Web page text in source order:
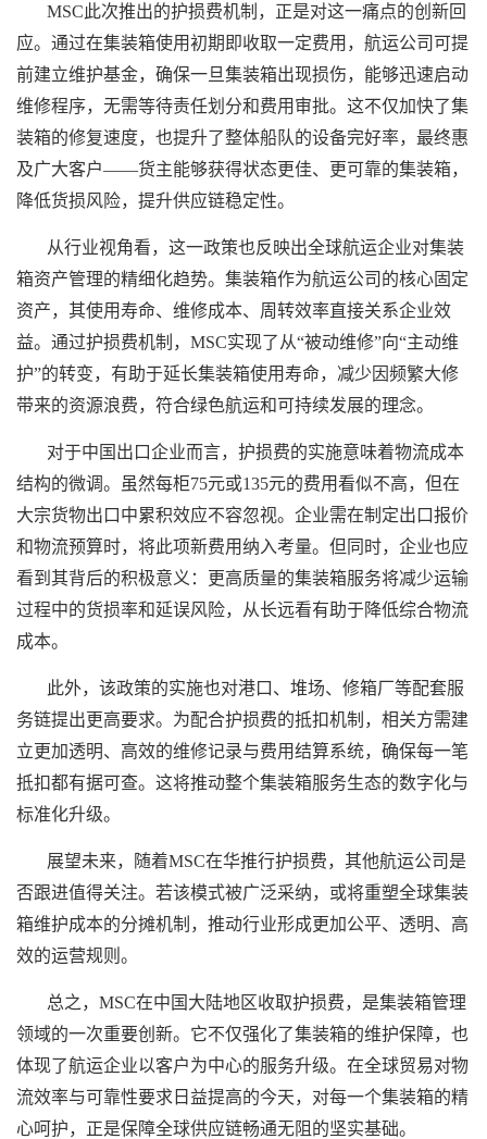
MSC此次推出的护损费机制，正是对这一痛点的创新回
应。通过在集装箱使用初期即收取一定费用，航运公司可提
前建立维护基金，确保一旦集装箱出现损伤，能够迅速启动
维修程序，无需等待责任划分和费用审批。这不仅加快了集
装箱的修复速度，也提升了整体船队的设备完好率，最终惠
及广大客户——货主能够获得状态更佳、更可靠的集装箱，
降低货损风险，提升供应链稳定性。
从行业视角看，这一政策也反映出全球航运企业对集装
箱资产管理的精细化趋势。 集装箱作为航运公司的核心固定
资产，其使用寿命、维修成本、周转效率直接关系企业效
益。通过护损费机制，MSC实现了从“被动维修”向“主动维
护”的转变，有助于延长集装箱使用寿命，减少因频繁大修
带来的资源浪费，符合绿色航运和可持续发展的理念。
对于中国出口企业而言，护损费的实施意味着物流成本
结构的微调。虽然每柜75元或135元的费用看似不高，但在
大宗货物出口中累积效应不容忽视。企业需在制定出口报价
和物流预算时，将此项新费用纳入考量。但同时，企业也应
看到其背后的积极意义：更高质量的集装箱服务将减少运输
过程中的货损率和延误风险，从长远看有助于降低综合物流
成本。
此外，该政策的实施也对港口、堆场、修箱厂等配套服
务链提出更高要求。为配合护损费的抵扣机制，相关方需建
立更加透明、高效的维修记录与费用结算系统，确保每一笔
抵扣都有据可查。这将推动整个集装箱服务生态的数字化与
标准化升级。
展望未来，随着MSC在华推行护损费，其他航运公司是
否跟进值得关注。若该模式被广泛采纳，或将重塑全球集装
箱维护成本的分摊机制，推动行业形成更加公平、透明、高
效的运营规则。
总之，MSC在中国大陆地区收取护损费，是集装箱管理
领域的一次重要创新。它不仅强化了集装箱的维护保障，也
体现了航运企业以客户为中心的服务升级。在全球贸易对物
流效率与可靠性要求日益提高的今天，对每一个集装箱的精
心呵护，正是保障全球供应链畅通无阻的坚实基础。